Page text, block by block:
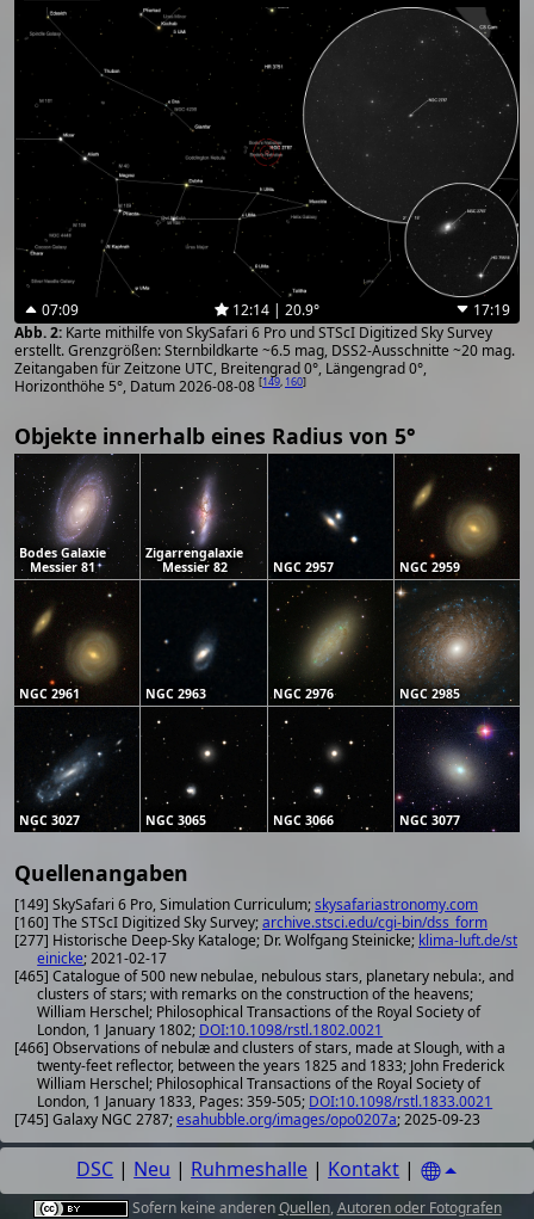
07:09 12:14 | 20.9°
17:19
Karte mithilfe von SkySafari 6 Pro und STScI Digitized Sky Survey
erstellt. Grenzgrößen: Sternbildkarte ~6.5 mag, DSS2-Ausschnitte ~20 mag.
Zeitangaben für Zeitzone UTC, Breitengrad 0°, Längengrad 0°,
Horizonthöhe 5°, Datum 2026-08-08 [149, 160]
Objekte innerhalb eines Radius von 5°
Bodes Galaxie
Messier 81
Zigarrengalaxie
Messier 82
NGC 2957 NGC 2959
NGC 2961 NGC 2963 NGC 2976 NGC 2985
NGC 3027 NGC 3065 NGC 3066 NGC 3077
Quellenangaben
[149] SkySafari 6 Pro, Simulation Curriculum;skysafariastronomy.com
[160] The STScI Digitized Sky Survey;archive.stsci.edu/cgi-bin/dss_form
[277] Historische Deep-Sky Kataloge; Dr. Wolfgang Steinicke; klima-luft.de/st
einicke; 2021-02-17
[465] Catalogue of 500 new nebulae, nebulous stars, planetary nebula:, and
clusters of stars; with remarks on the construction of the heavens;
William Herschel; Philosophical Transactions of the Royal Society of
London, 1 January 1802; DOI:10.1098/rstl.1802.0021
[466] Observations of nebulæ and clusters of stars, made at Slough, with a
twenty-feet reflector, between the years 1825 and 1833; John Frederick
William Herschel; Philosophical Transactions of the Royal Society of
London, 1 January 1833, Pages: 359-505; DOI:10.1098/rstl.1833.0021
[745] Galaxy NGC 2787;esahubble.org/images/opo0207a; 2025-09-23
DSC | Neu | Ruhmeshalle | Kontakt |
Sofern keine anderenQuellen, Autoren oder Fotografen